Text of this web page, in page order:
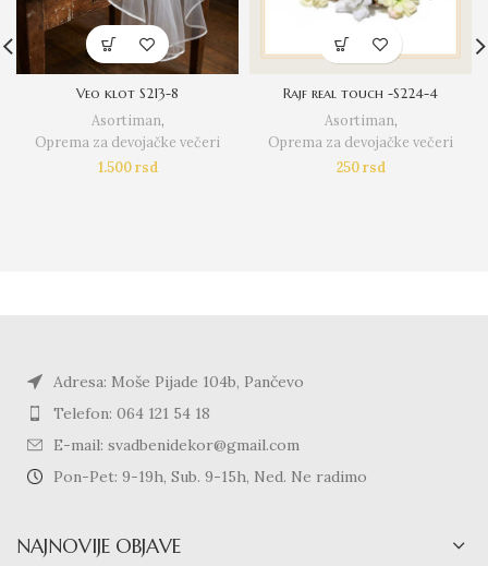
Veo klot S213-8
Asortiman,
Oprema za devojačke večeri
1.500rsd
Rajf real touch -S224-4
Asortiman,
Oprema za devojačke večeri
250rsd
Adresa: Moše Pijade 104b, Pančevo
Telefon: 064 121 54 18
E-mail: svadbenidekor@gmail.com
Pon-Pet: 9-19h, Sub. 9-15h, Ned. Ne radimo
NAJNOVIJE OBJAVE